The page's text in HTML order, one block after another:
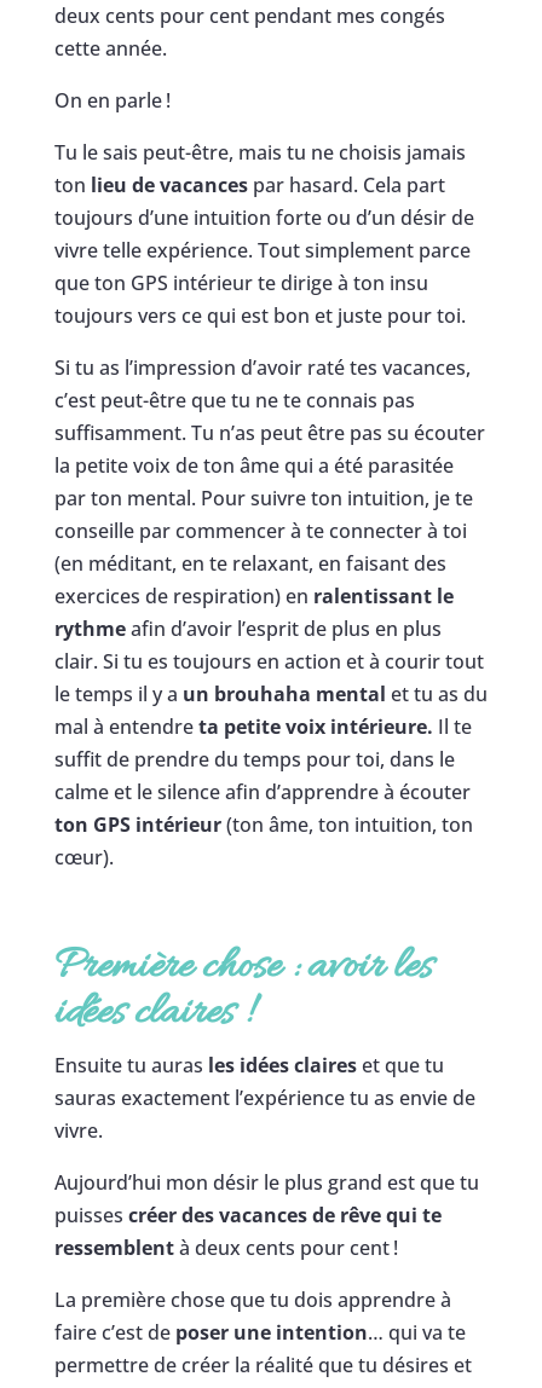
deux cents pour cent pendant mes congés
cette année.
On en parle !
Tu le sais peut-être, mais tu ne choisis jamais
ton lieu de vacancespar hasard. Cela part
toujours d’une intuition forte ou d’un désir de
vivre telle expérience. Tout simplement parce
que ton GPS intérieur te dirige à ton insu
toujours vers ce qui est bon et juste pour toi.
Si tu as l’impression d’avoir raté tes vacances,
c’est peut-être que tu ne te connais pas
suffisamment. Tu n’as peut être pas su écouter
la petite voix de ton âme qui a été parasitée
par ton mental. Pour suivre ton intuition, je te
conseille par commencer à te connecter à toi
(en méditant, en te relaxant, en faisant des
exercices de respiration) en ralentissant le
rythmeafin d’avoir l’esprit de plus en plus
clair. Si tu es toujours en action et à courir tout
le temps il y a un brouhaha mental et tu as du
mal à entendreta petite voix intérieure. Il te
suffit de prendre du temps pour toi, dans le
calme et le silence afin d’apprendre à écouter
ton GPS intérieur(ton âme, ton intuition, ton
cœur).
Première chose : avoir les
idées claires !
Ensuite tu auras les idées claireset que tu
sauras exactement l’expérience tu as envie de
vivre.
Aujourd’hui mon désir le plus grand est que tu
puisses créer des vacances de rêve qui te
ressemblentà deux cents pour cent !
La première chose que tu dois apprendre à
faire c’est deposer une intention… qui va te
permettre de créer la réalité que tu désires et